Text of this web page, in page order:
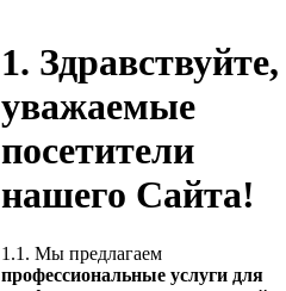
1. Здравствуйте,
уважаемые
посетители
нашего Сайта!
1.1. Мы предлагаем
профессиональные услуги для